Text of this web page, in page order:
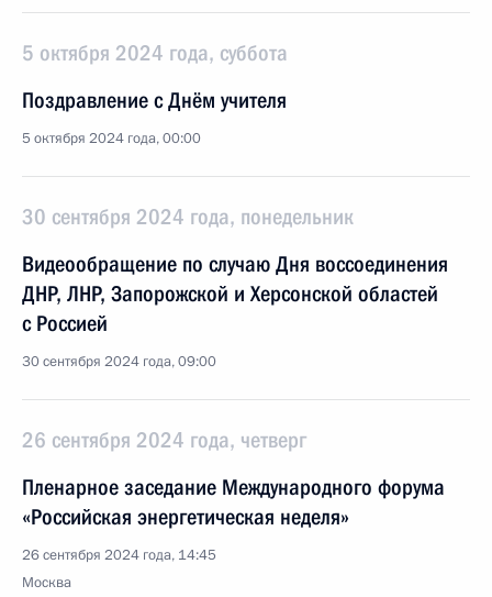
5 октября 2024 года, суббота
Поздравление с Днём учителя
5 октября 2024 года, 00:00
30 сентября 2024 года, понедельник
Видеообращение по случаю Дня воссоединения
ДНР, ЛНР, Запорожской и Херсонской областей
с Россией
30 сентября 2024 года, 09:00
26 сентября 2024 года, четверг
Пленарное заседание Международного форума
«Российская энергетическая неделя»
26 сентября 2024 года, 14:45
Москва